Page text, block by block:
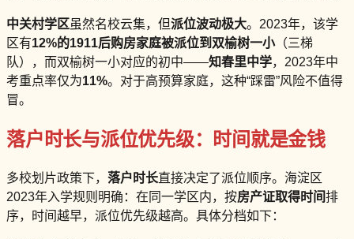
中关村学区虽然名校云集，但派位波动极大。2023年，该学
区有12%的1911后购房家庭被派位到 双榆树一小（三梯
队），而双榆树一小对应的初中——知春里中学，2023年中
考重点率仅为11%。对于高预算家庭，这种“踩雷”风险不值得
冒。
落户时长与派位优先级：时间就是金钱
多校划片政策下， 落户时长直接决定了派位顺序。海淀区
2023年入学规则明确：在同一学区内，按房产证取得时间排
序，时间越早，派位优先级越高。具体分档如下：